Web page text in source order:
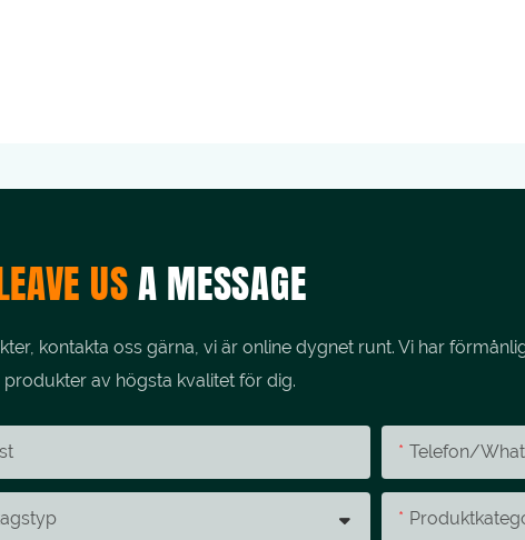
USA MESSAGE
kontakta oss gärna, vi är online dygnet runt. Vi har
produkter av högsta kvalitet för dig.
Telefon/